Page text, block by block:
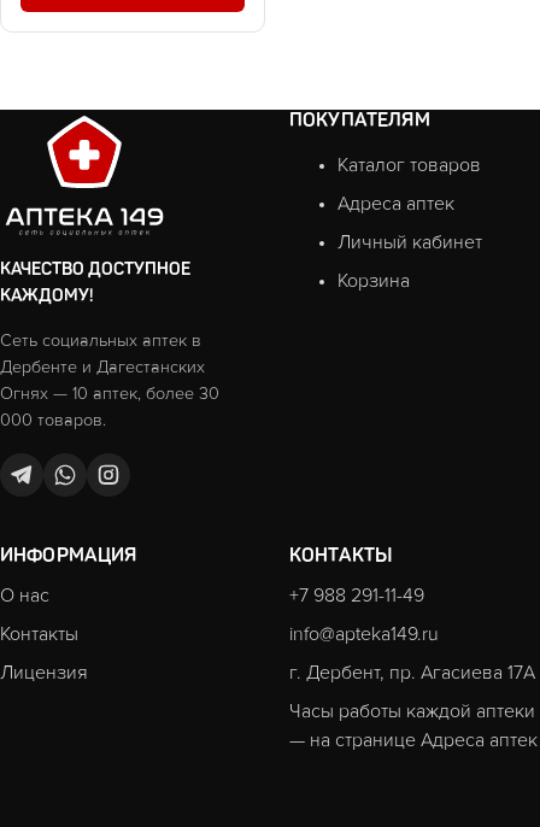
КАЧЕСТВО ДОСТУПНОЕ
КАЖДОМУ!
Сеть социальных аптек в
Дербенте и Дагестанских
Огнях — 10 аптек, более 30
000 товаров.
ПОКУПАТЕЛЯМ
Каталог товаров
Адреса аптек
Личный кабинет
Корзина
ИНФОРМАЦИЯ
О нас
Контакты
Лицензия
КОНТАКТЫ
+7 988 291-11-49
info@apteka149.ru
г. Дербент, пр. Агасиева 17А
Часы работы каждой аптеки
— на странице Адреса аптек